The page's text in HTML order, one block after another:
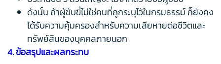
ดังนั้น ถ้าผู้ขับขี่ไม่ใช่คนที่ถูกระบุไว้ในกรมธรรม์ ก็ยังคง
ได้รับความคุ้มครองสำหรับความเสียหายต่อชีวิตและ
ทรัพย์สินของบุคคลภายนอก
4. ข้อสรุปและผลกระทบ